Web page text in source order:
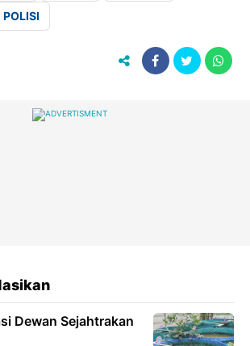
POLISI
Dewan Sejahtrakan